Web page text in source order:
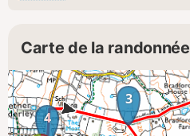
Carte de la randonnée
3
4